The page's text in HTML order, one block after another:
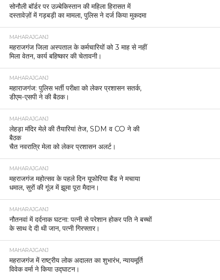
सोनौली बॉर्डर पर उज़्बेकिस्तान की महिला हिरासत में
दस्तावेज़ों में गड़बड़ी का मामला, पुलिस ने दर्ज किया मुकदमा
MAHARAJGANJ
महराजगंज जिला अस्पताल के कर्मचारियों को 3 माह से नहीं
मिला वेतन, कार्य बहिष्कार की चेतावनी।
MAHARAJGANJ
महाराजगंज: पुलिस भर्ती परीक्षा को लेकर प्रशासन सतर्क,
डीएम-एसपी ने की बैठक।
MAHARAJGANJ
लेहड़ा मंदिर मेले की तैयारियां तेज, SDM व CO ने की
बैठक
चैत नवरात्रि मेला को लेकर प्रशासन अलर्ट।
MAHARAJGANJ
महराजगंज महोत्सव के पहले दिन यूफोरिया बैंड ने मचाया
धमाल, सुरों की गूंज में झूमा पूरा मैदान।
MAHARAJGANJ
नौतनवां में दर्दनाक घटना: पत्नी से परेशान होकर पति ने बच्चों
के साथ दे दी थी जान, पत्नी गिरफ्तार।
MAHARAJGANJ
महराजगंज में राष्ट्रीय लोक अदालत का शुभारंभ, न्यायमूर्ति
विवेक वर्मा ने किया उद्घाटन।